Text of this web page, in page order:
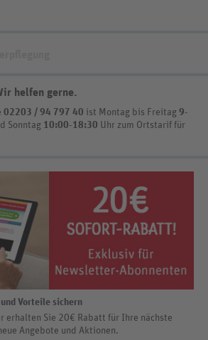
helfen gerne.
02203 / 94 797 40 ist Montag bis Freitag 9-
Sonntag 10:00-18:30 Uhr zum Ortstarif für
Vorteile sichern
erhalten Sie 20€ Rabatt für Ihre nächste
Angebote und Aktionen.